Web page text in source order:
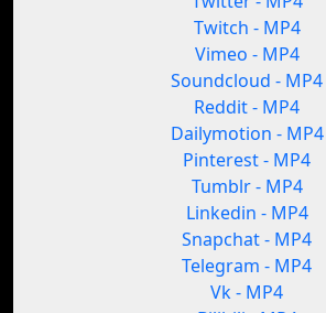
Twitch - MP4
Vimeo - MP4
Soundcloud - MP4
Reddit - MP4
Dailymotion - MP4
Pinterest - MP4
Tumblr - MP4
Linkedin - MP4
Snapchat - MP4
Telegram - MP4
Vk - MP4